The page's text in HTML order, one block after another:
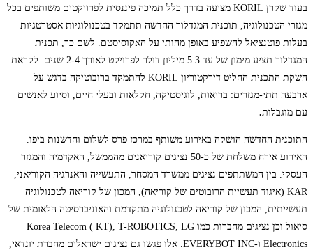
בעוד שקרן KORIL מציעה בדרך כלל תמיכה פיננסית לפרויקטים משותפים בכל
מגזרי הטכנולוגיה, תוכנית המגדלור החדשה תתמקד בטכנולוגיות אסטרטגיות
בעלות פוטנציאל להשפיע באופן מהותי על האקוסיסטם. לשם כך, תכנית
המגדלור תציע מימון של עד 5.3 מיליון דולר לפרויקט לאורך 2-4 שנים. לקראת
השקת התכנית החליט דירקטוריון KORIL להתמקד ברובוטיקה בדגש על
ארבעה תתי-מגזרים: בריאות, לוגיסטיקה, חקלאות ובעלי חיים, וסיוע לאנשים
עם מוגבלות.
התוכנית החדשה הושקה באירוע משותף במרכז פרס לשלום וחדשנות ביפו.
האירוע אירח משלחת של כ-50 נציגים קוריאנים מהממשל, האקדמיה והמגזר
העסקי. בין המשתתפים נציגים ממשרד המסחר, התעשייה והאנרגיה הקוריאני,
KAR (איגוד תעשיית הרובוטים של קוריאה), המכון של קוריאה לטכנולוגיה
תעשייתית, המכון של קוריאה לטכנולוגיה מתקדמת והאוניברסיטה הלאומית של
סיאול וכן נציגים מחברות כמו Korea Telecom ( KT), T-ROBOTICS, LG
Electronics
ו-EVERYBOT INC. אלו פגשו גם נציגים ישראלים מחברת יונדאי,